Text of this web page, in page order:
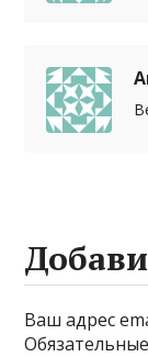
Ваш адрес